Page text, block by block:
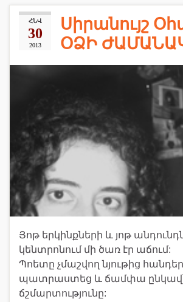
ՀՆՎ
30
2013
Սիրանույշ
ՕՁԻ
Յոթ երկինքների և յոթ
կենտրոնում մի ծառ էր աճում:
Պոետը չմաշվող նյութից
պատրաստեց և ճամփա ընկավ՝
ճշմարտությունը: